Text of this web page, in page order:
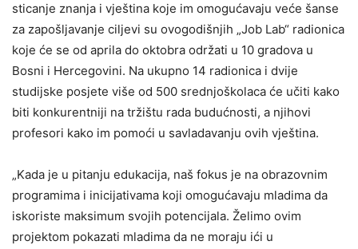
sticanje znanja i vještina koje im omogućavaju veće šanse
za zapošljavanje ciljevi su ovogodišnjih „Job Lab“ radionica
koje će se od aprila do oktobra održati u 10 gradova u
Bosni i Hercegovini. Na ukupno 14 radionica i dvije
studijske posjete više od 500 srednjoškolaca će učiti kako
biti konkurentniji na tržištu rada budućnosti, a njihovi
profesori kako im pomoći u savladavanju ovih vještina.
„Kada je u pitanju edukacija, naš fokus je na obrazovnim
programima i inicijativama koji omogućavaju mladima da
iskoriste maksimum svojih potencijala. Želimo ovim
projektom pokazati mladima da ne moraju ići u